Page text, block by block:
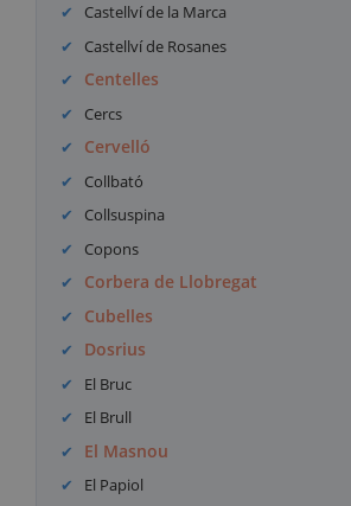
Castellví de la Marca
Castellví de Rosanes
Centelles
Cercs
Cervelló
Collbató
Collsuspina
Copons
Corbera de Llobregat
Cubelles
Dosrius
El Bruc
El Brull
El Masnou
El Papiol